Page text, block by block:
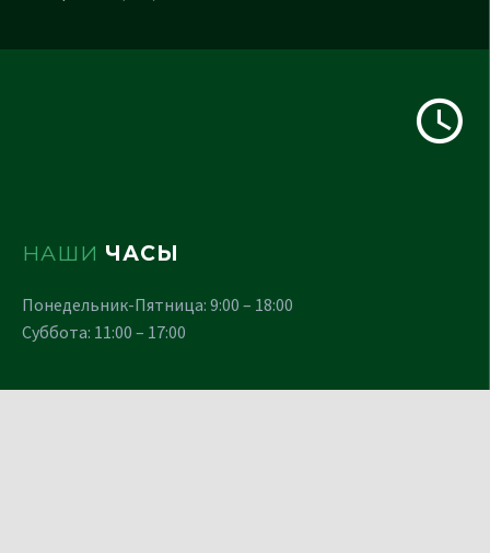
НАШИ ЧАСЫ
Понедельник-Пятница: 9:00 – 18:00
Суббота: 11:00 – 17:00